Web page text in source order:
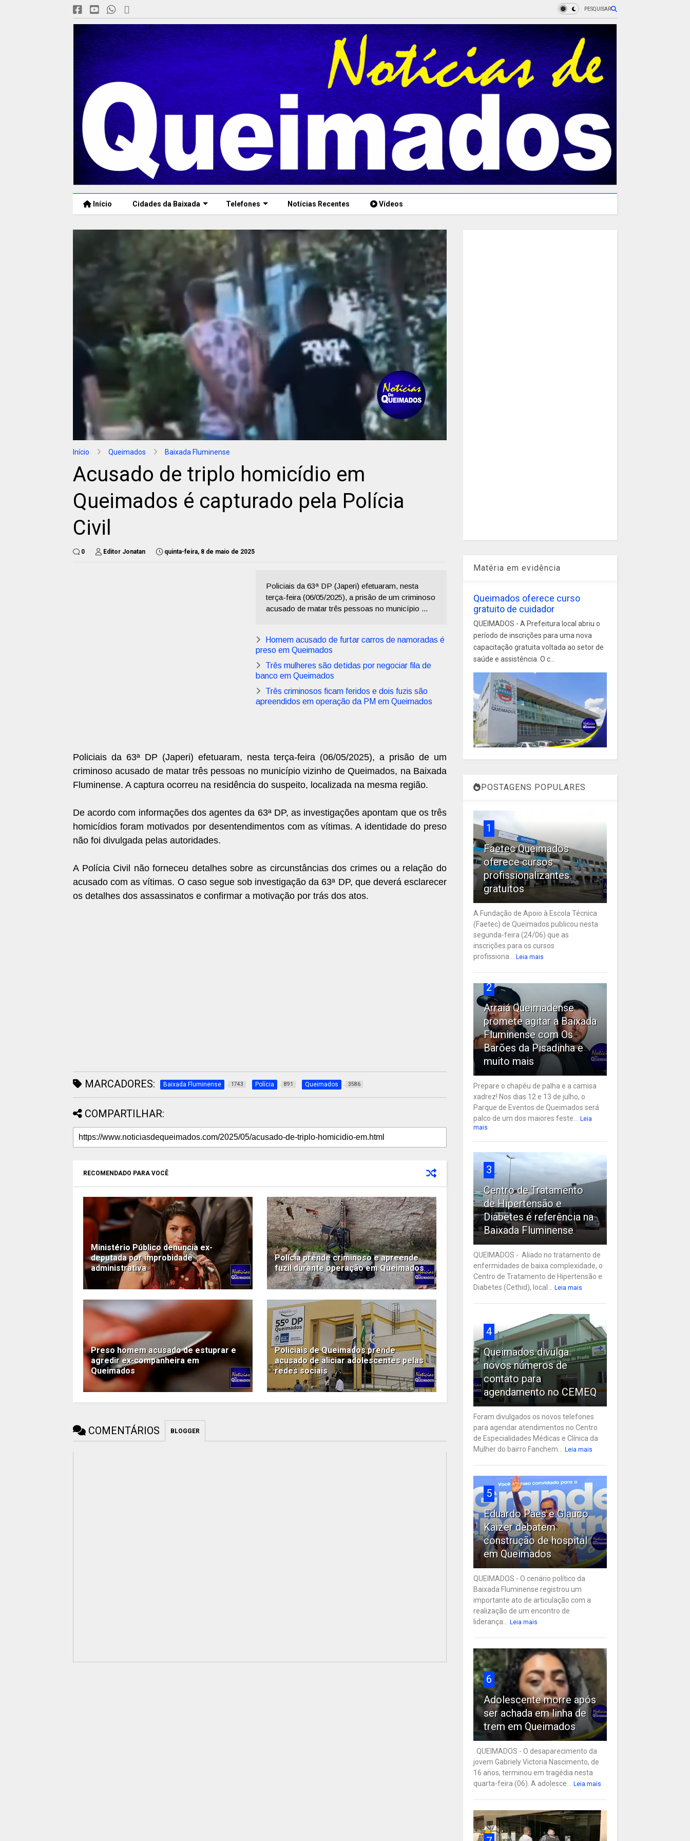
PESQUISAR
Início Cidades da Baixada Telefones Notícias Recentes Vídeos
Início Queimados Baixada Fluminense
Acusado de triplo homicídio em
Queimados é capturado pela Polícia
Civil
0 Editor Jonatan quinta-feira, 8 de maio de 2025
Policiais da 63ª DP (Japeri) efetuaram, nesta
terça-feira (06/05/2025), a prisão de um criminoso
acusado de matar três pessoas no município ...
Homem acusado de furtar carros de namoradas é
preso em Queimados
Três mulheres são detidas por negociar fila de
banco em Queimados
Três criminosos ficam feridos e dois fuzis são
apreendidos em operação da PM em Queimados
Policiais da 63ª DP (Japeri) efetuaram, nesta terça-feira (06/05/2025), a prisão de um
criminoso acusado de matar três pessoas no município vizinho de Queimados, na Baixada
Fluminense. A captura ocorreu na residência do suspeito, localizada na mesma região.
De acordo com informações dos agentes da 63ª DP, as investigações apontam que os três
homicídios foram motivados por desentendimentos com as vítimas. A identidade do preso
não foi divulgada pelas autoridades.
A Polícia Civil não forneceu detalhes sobre as circunstâncias dos crimes ou a relação do
acusado com as vítimas. O caso segue sob investigação da 63ª DP, que deverá esclarecer
os detalhes dos assassinatos e confirmar a motivação por trás dos atos.
MARCADORES: Baixada Fluminense 1743 Polícia 891 Queimados 3586
COMPARTILHAR:
RECOMENDADO PARA VOCÊ
Ministério Público denuncia ex-
deputada por improbidade
administrativa
Polícia prende criminoso e apreende
fuzil durante operação em Queimados
Preso homem acusado de estuprar e
agredir ex-companheira em
Queimados
Policiais de Queimados prende
acusado de aliciar adolescentes pelas
redes sociais
COMENTÁRIOS BLOGGER
Matéria em evidência
Queimados oferece curso
gratuito de cuidador
QUEIMADOS - A Prefeitura local abriu o
período de inscrições para uma nova
capacitação gratuita voltada ao setor de
saúde e assistência. O c...
POSTAGENS POPULARES
1
Faetec Queimados
oferece cursos
profissionalizantes
gratuitos
A Fundação de Apoio à Escola Técnica
(Faetec) de Queimados publicou nesta
segunda-feira (24/06) que as
inscrições para os cursos
profissiona...
Leia mais
2
Arraiá Queimadense
promete agitar a Baixada
Fluminense com Os
Barões da Pisadinha e
muito mais
Prepare o chapéu de palha e a camisa
xadrez! Nos dias 12 e 13 de julho, o
Parque de Eventos de Queimados será
palco de um dos maiores feste...
Leia
mais
3
Centro de Tratamento
de Hipertensão e
Diabetes é referência na
Baixada Fluminense
QUEIMADOS - Aliado no tratamento de
enfermidades de baixa complexidade, o
Centro de Tratamento de Hipertensão e
Diabetes (Cethid), local...
Leia mais
4
Queimados divulga
novos números de
contato para
agendamento no CEMEQ
Foram divulgados os novos telefones
para agendar atendimentos no Centro
de Especialidades Médicas e Clínica da
Mulher do bairro Fanchem...
Leia mais
5
Eduardo Paes e Glauco
Kaizer debatem
construção de hospital
em Queimados
QUEIMADOS - O cenário político da
Baixada Fluminense registrou um
importante ato de articulação com a
realização de um encontro de
liderança...
Leia mais
6
Adolescente morre após
ser achada em linha de
trem em Queimados
QUEIMADOS - O desaparecimento da
jovem Gabriely Victoria Nascimento, de
16 anos, terminou em tragédia nesta
quarta-feira (06). A adolesce...
Leia mais